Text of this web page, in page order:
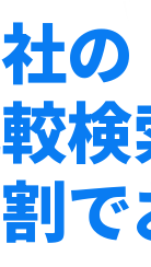
の
検